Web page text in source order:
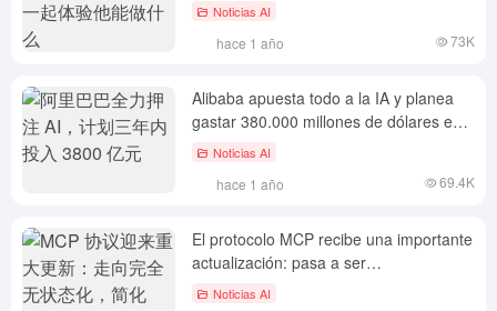
Noticias AI
hace 1 año 73K
Alibaba apuesta todo a la IA y planea
gastar 380.000 millones de dólares en
tres años
Noticias AI
hace 1 año 69.4K
El protocolo MCP recibe una importante
actualización: pasa a ser
completamente apátrida y simplifica la
Noticias AI